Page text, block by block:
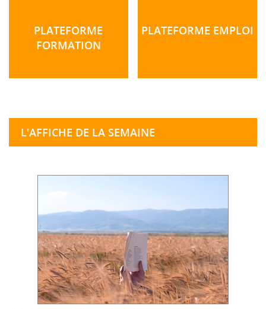
PLATEFORME
FORMATION
PLATEFORME EMPLOI
L'AFFICHE DE LA SEMAINE